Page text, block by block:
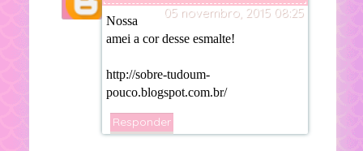
05 novembro, 2015 08:25
Nossa
amei a cor desse esmalte!
http://sobre-tudoum-
pouco.blogspot.com.br/
Responder